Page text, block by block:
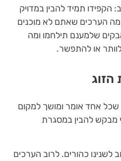
הקפידו תמיד להבין במדויק
הערכים שאתם לא מוכנים
שלמענם תילחמו ומה
או להתפשר.
שכל אחד אומר ומושך למקום
מבקש להבין במסגרת
לשנינו כהורים. לרוב הערכים